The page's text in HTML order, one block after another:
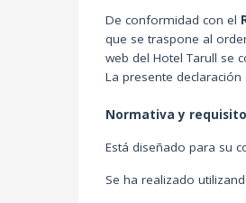
De conformidad con el
que se traspone al
web del Hotel Tarull se
La presente
Normativa y
Está diseñado para su
Se ha realizado